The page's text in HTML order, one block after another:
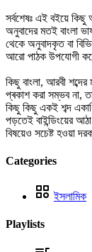
সর্বশেষঃ এই বইয়ে কিছু
অনুবাদের মতই বাংলা
থেকে অনুবাদকৃত বা
আরো পাঠক উপযোগী
কিছু বাংলা, আরবী
প্ৰকাশ করা সম্ভব না,
কিছু কিছু একই শব্দ
পড়তেই বাইন্ডিংয়ের
বিষয়েও সচেষ্ট হওয়া
Categories
ইসলামিক
Playlists